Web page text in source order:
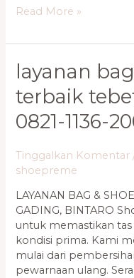
Read More »
layanan
terbaik
0821-1136-
Tinggalkan Komentar
shoepreme
LAYANAN BAG &
GADING, BINTARO
untuk memastikan
kondisi prima. Kami
mulai dari
pewarnaan ulang.
Layanan
Bag
&
Spa
Tebet,
Cengkareng
1136-
2002